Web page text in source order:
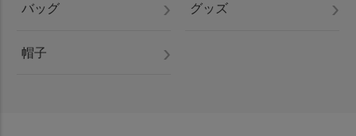
バッグ グッズ
帽子